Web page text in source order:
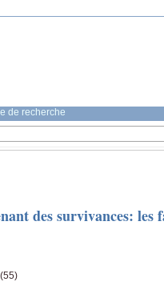
de recherche
des survivances: